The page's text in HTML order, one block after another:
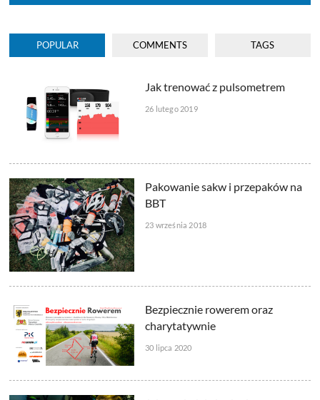
POPULAR COMMENTS TAGS
Jak trenować z pulsometrem
26 lutego 2019
Pakowanie sakw i przepaków na
BBT
23 września 2018
Bezpiecznie rowerem oraz
charytatywnie
30 lipca 2020